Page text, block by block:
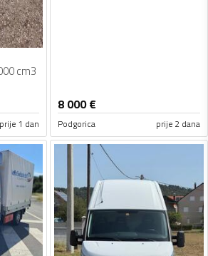
cm3
prije 1 dan
8 000€
Podgorica prije 2 dana